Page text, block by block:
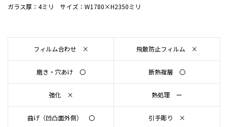
ガラス厚：4ミリ サイズ：W1780×H2350ミリ
フィルム合わせ × 飛散防止フィルム ×
磨き・穴あけ 〇 断熱複層 〇
強化 × 熱処理 ー
曲げ（凹凸面外側） 〇
引手彫り ×